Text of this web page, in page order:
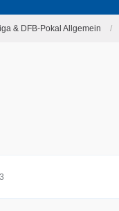
& DFB-Pokal Allgemein